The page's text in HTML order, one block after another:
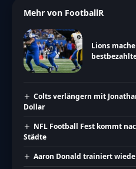
Mehr von FootballR
Lions
Colts verlängern mit
Dollar
NFL Football Fest kommt
Städte
Aaron Donald trainiert